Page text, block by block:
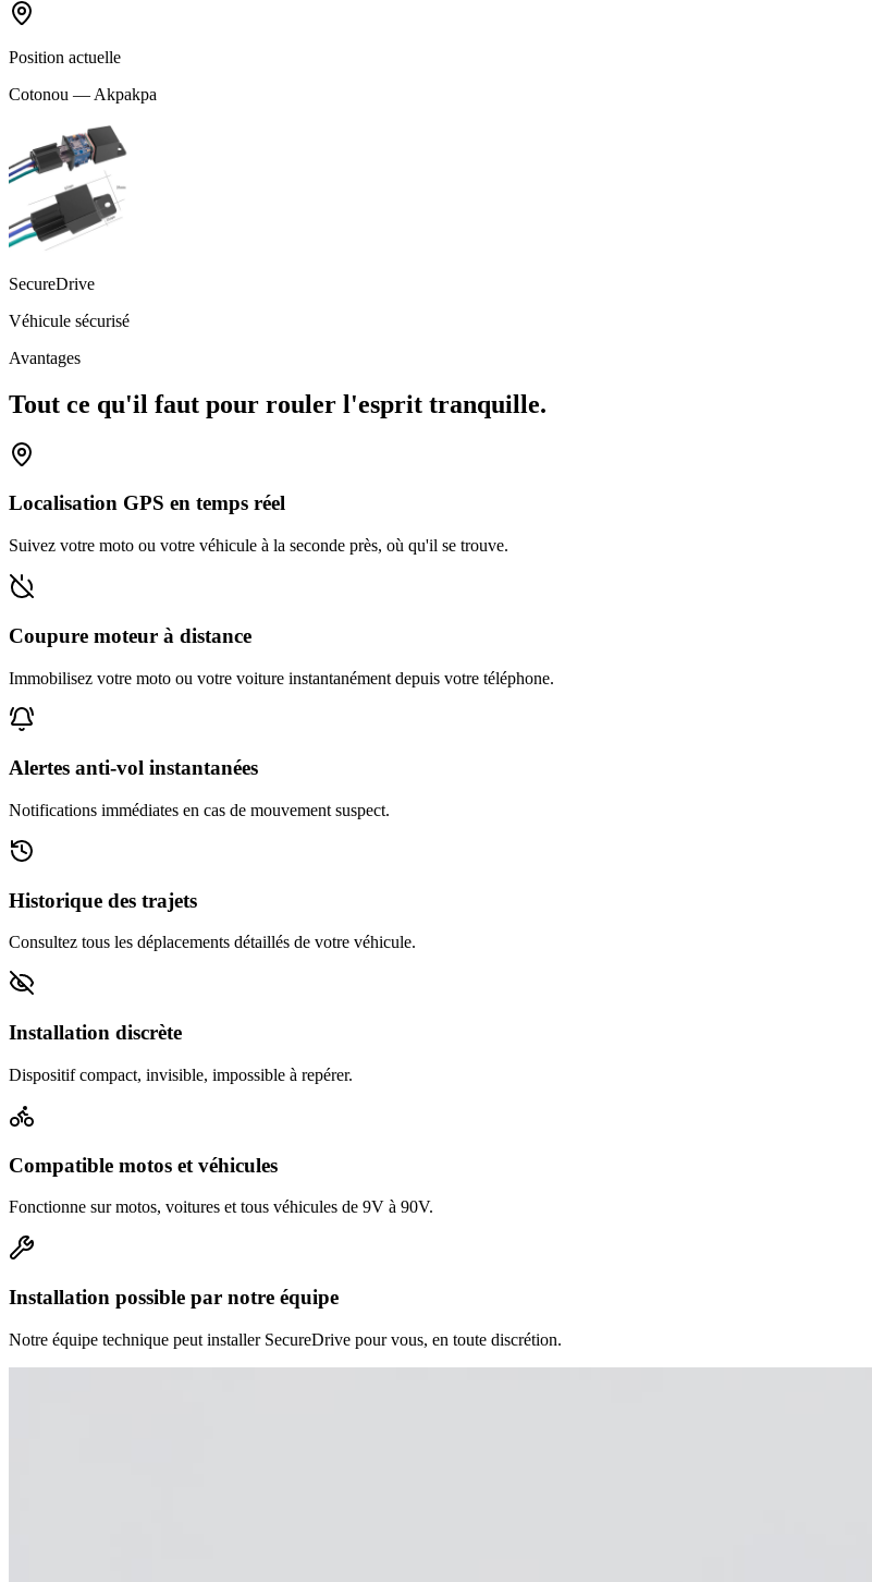
Position actuelle
Cotonou — Akpakpa
SecureDrive
Véhicule sécurisé
Avantages
Tout ce qu'il faut pour rouler l'esprit tranquille.
Localisation GPS en temps réel
Suivez votre moto ou votre véhicule à la seconde près, où qu'il se trouve.
Coupure moteur à distance
Immobilisez votre moto ou votre voiture instantanément depuis votre téléphone.
Alertes anti-vol instantanées
Notifications immédiates en cas de mouvement suspect.
Historique des trajets
Consultez tous les déplacements détaillés de votre véhicule.
Installation discrète
Dispositif compact, invisible, impossible à repérer.
Compatible motos et véhicules
Fonctionne sur motos, voitures et tous véhicules de 9V à 90V.
Installation possible par notre équipe
Notre équipe technique peut installer SecureDrive pour vous, en toute discrétion.